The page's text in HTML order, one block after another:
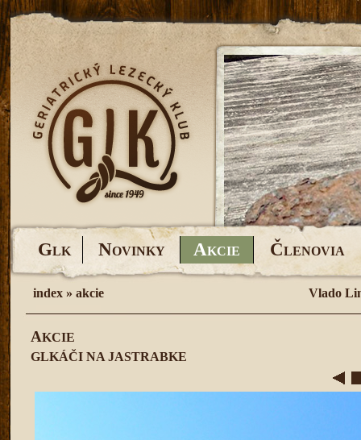
GLK NOVINKY AKCIE ČLENOVIA
index » akcie Vlado
AKCIE
GLKÁČI NA JASTRABKE